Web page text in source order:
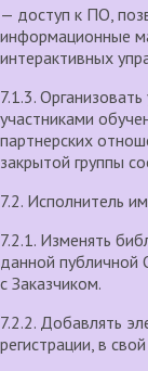
— доступ к ПО,
информационные
интерактивных
7.1.3.
участниками
партнерских
закрытой группы
7.2. Исполнитель
7.2.1. Изменять
данной публичной
с Заказчиком.
7.2.2. Добавлять
регистрации, в